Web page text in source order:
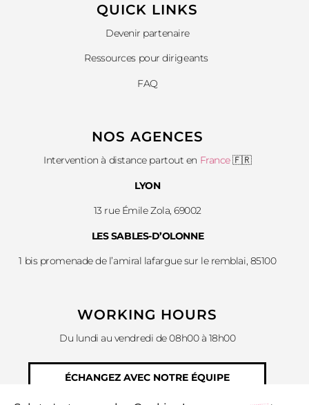
QUICK LINKS​
Devenir partenaire
Ressources pour dirigeants
FAQ
NOS AGENCES
Intervention à distance partout en France🇫🇷
LYON
13 rue Émile Zola, 69002
LES SABLES-D’OLONNE
1 bis promenade de l’amiral lafargue sur le remblai, 85100
WORKING HOURS
Du lundi au vendredi de 08h00 à 18h00
ÉCHANGEZ AVEC NOTRE ÉQUIPE